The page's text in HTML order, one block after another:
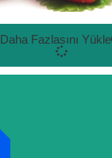
Daha Fazlasını Yükle